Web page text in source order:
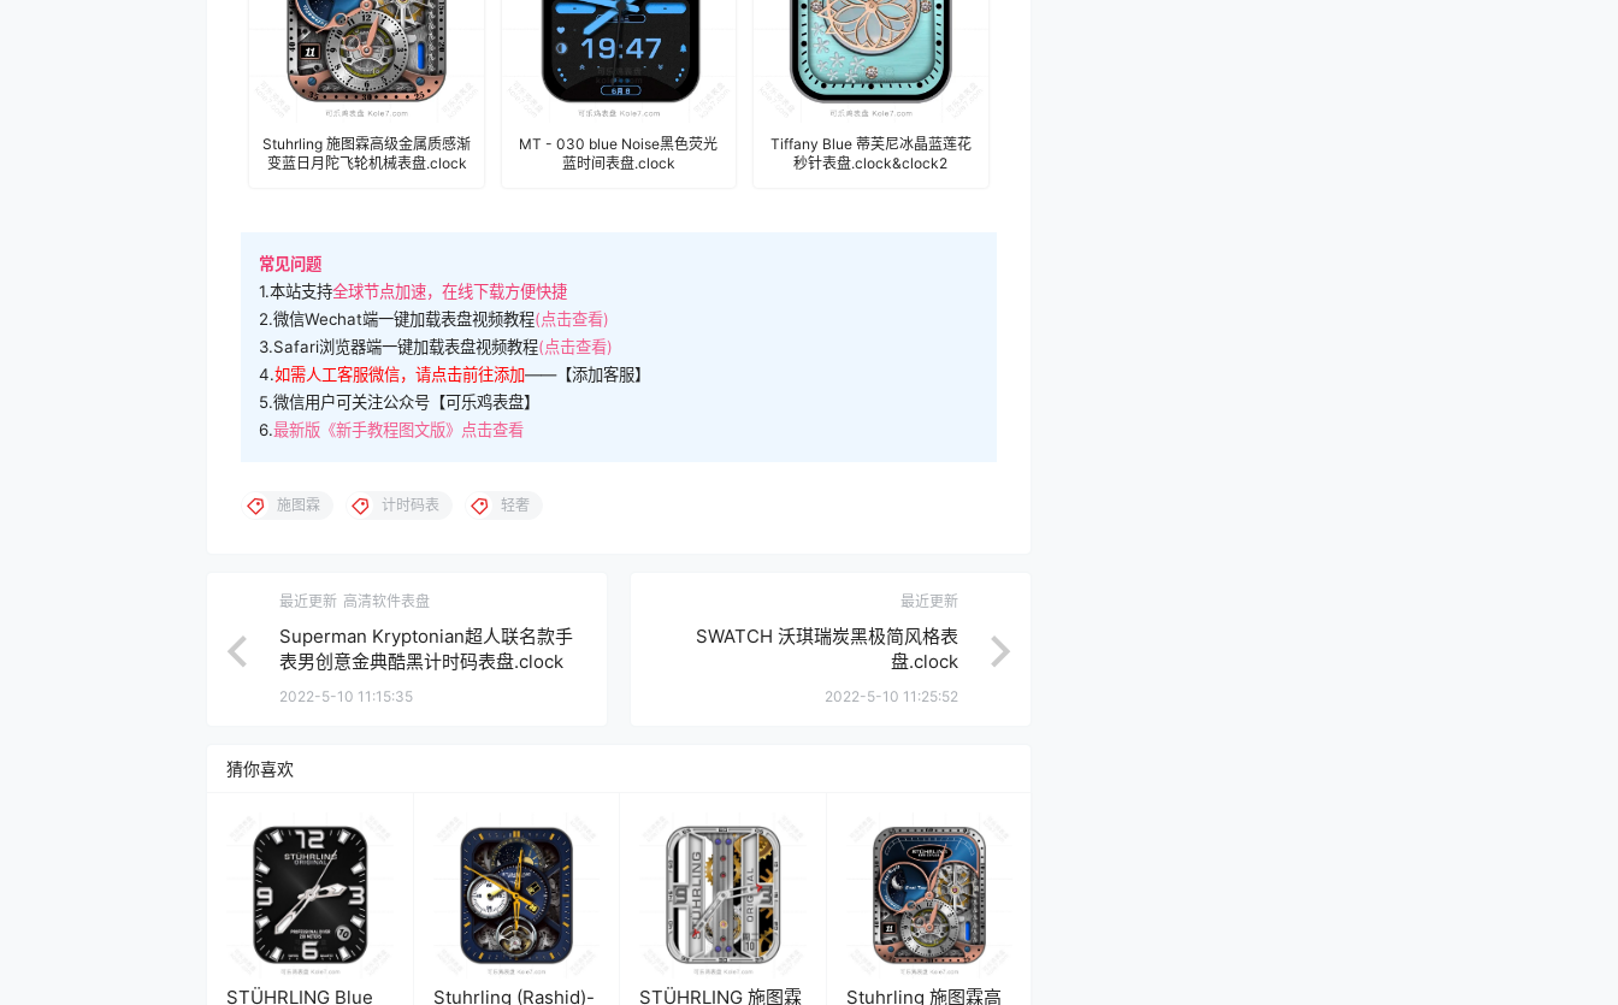
Stuhrling 施图霖高级金属质感渐
变蓝日月陀飞轮机械表盘.clock
MT - 030 blue Noise黑色荧光
蓝时间表盘.clock
Tiffany Blue 蒂芙尼冰晶蓝莲花
秒针表盘.clock&clock2
常见问题
1.本站支持全球节点加速，在线下载方便快捷
2.微信Wechat端一键加载表盘视频教程(点击查看)
3.Safari浏览器端一键加载表盘视频教程(点击查看)
4.如需人工客服微信，请点击前往添加——【添加客服】
5.微信用户可关注公众号【可乐鸡表盘】
6.最新版《新手教程图文版》点击查看
施图霖 计时码表 轻奢
最近更新 高清软件表盘
Superman Kryptonian超人联名款手
表男创意金典酷黑计时码表盘.clock
2022-5-10 11:15:35
最近更新
SWATCH 沃琪瑞炭黑极简风格表
盘.clock
2022-5-10 11:25:52
猜你喜欢
STÜHRLING Blue
Stuhrling (Rashid)-
STÜHRLING 施图霖
Stuhrling 施图霖高